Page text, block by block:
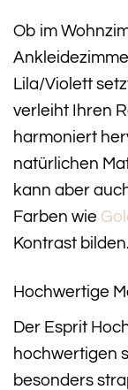
Ob im
Lila/Violett
verleiht Ihren
harmoniert
natürlichen
kann aber
Farben wie
Kontrast bilden.
Hochwertige
Der Esprit
hochwertigen
besonders